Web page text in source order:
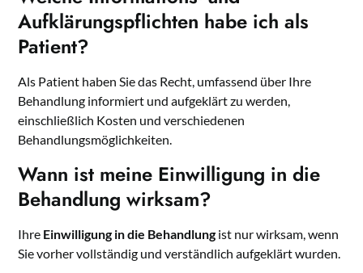
Aufklärungspflichten habe ich als
Patient?
Als Patient haben Sie das Recht, umfassend über Ihre
Behandlung informiert und aufgeklärt zu werden,
einschließlich Kosten und verschiedenen
Behandlungsmöglichkeiten.
Wann ist meine Einwilligung in die
Behandlung wirksam?
Ihre Einwilligung in die Behandlung ist nur wirksam, wenn
Sie vorher vollständig und verständlich aufgeklärt wurden.